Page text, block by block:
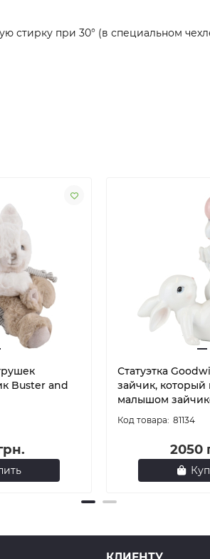
стирку при 30° (в специальном
Buster and
Статуэтка
зайчик, который
малышом
81134
2050